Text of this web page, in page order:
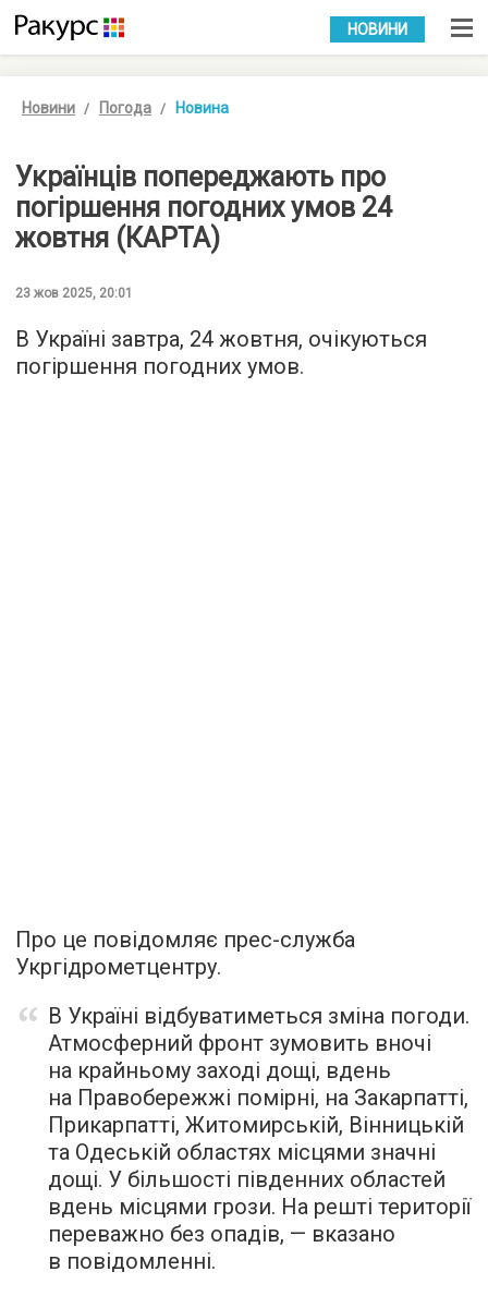
УКР РУС
НОВИНИ
Новини Погода Новина
Українців попереджають про
погіршення погодних умов 24
жовтня (КАРТА)
23 жов 2025, 20:01
В Україні завтра, 24 жовтня, очікуються
погіршення погодних умов.
Про це повідомляє прес-служба
Укргідрометцентру.
В Україні відбуватиметься зміна погоди.
Атмосферний фронт зумовить вночі
на крайньому заході дощі, вдень
на Правобережжі помірні, на Закарпатті,
Прикарпатті, Житомирській, Вінницькій
та Одеській областях місцями значні
дощі. У більшості південних областей
вдень місцями грози. На решті території
переважно без опадів, — вказано
в повідомленні.